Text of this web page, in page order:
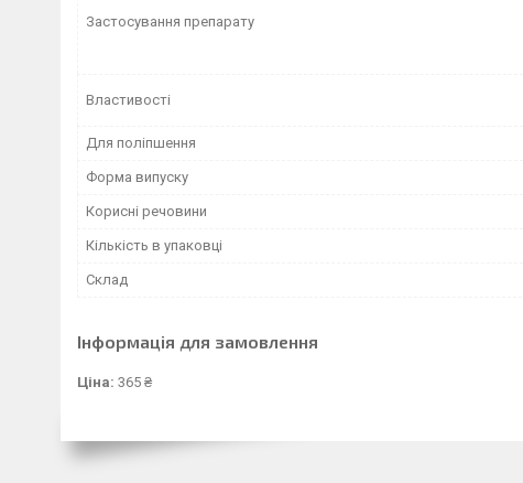
Застосування препарату
Властивості
Для поліпшення
Форма випуску
Корисні речовини
Кількість в упаковці
Склад
Інформація для замовлення
Ціна: 365 ₴